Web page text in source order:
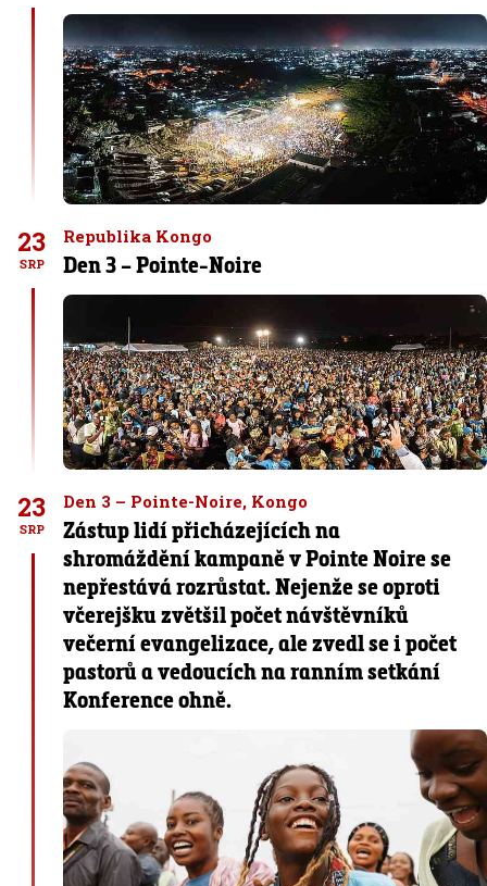
23
SRP
Republika Kongo
Den 3 – Pointe-Noire
23
SRP
Den 3 – Pointe-Noire, Kongo
Zástup lidí přicházejících na
shromáždění kampaně v Pointe Noire se
nepřestává rozrůstat. Nejenže se oproti
včerejšku zvětšil počet návštěvníků
večerní evangelizace, ale zvedl se i počet
pastorů a vedoucích na ranním setkání
Konference ohně.